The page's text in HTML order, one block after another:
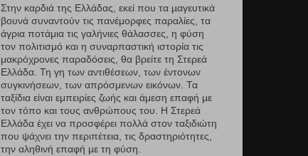
Στην καρδιά της Ελλάδας, εκεί που τα µαγευτικά
βουνά συναντούν τις πανέμορφες παραλίες, τα
άγρια ποτάμια τις γαλήνιες θάλασσες, η φύση
τον πολιτισμό και η συναρπαστική ιστορία τις
μακρόχρονες παραδόσεις, θα βρείτε τη Στερεά
Ελλάδα. Τη γη των αντιθέσεων, των έντονων
συγκινήσεων, των απρόσμενων εικόνων. Τα
ταξίδια είναι εμπειρίες ζωής και άμεση επαφή µε
τον τόπο και τους ανθρώπους του. Η Στερεά
Ελλάδα έχει να προσφέρει πολλά στον ταξιδιώτη
που ψάχνει την περιπέτεια, τις δραστηριότητες,
την αληθινή επαφή µε τη φύση.